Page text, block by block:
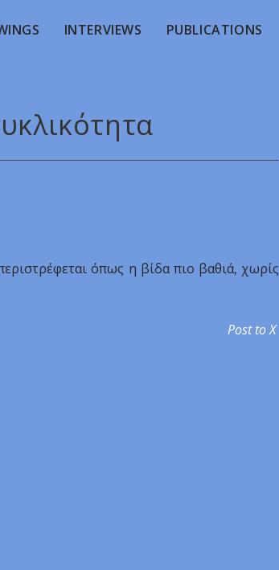
INTERVIEWS PUBLICATIONS
όπως η βίδα πιο βαθιά, χωρίς
Post to X